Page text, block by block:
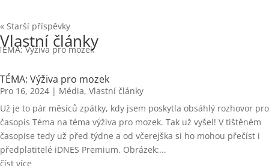
« Starší příspěvky
Vlastní články
TÉMA: Výživa pro mozek
Pro 16, 2024 | Média, Vlastní články
Už je to pár měsíců zpátky, kdy jsem poskytla obsáhlý rozhovor pro
časopis Téma na téma výživa pro mozek. Tak už vyšel! V tištěném
časopise tedy už před týdne a od včerejška si ho mohou přečíst i
předplatitelé iDNES Premium. Obrázek:...
číst více